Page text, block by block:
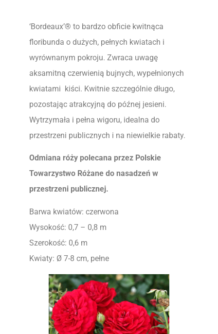
‘Bordeaux’® to bardzo obficie kwitnąca
floribunda o dużych, pełnych kwiatach i
wyrównanym pokroju. Zwraca uwagę
aksamitną czerwienią bujnych, wypełnionych
kwiatami kiści. Kwitnie szczególnie długo,
pozostając atrakcyjną do późnej jesieni.
Wytrzymała i pełna wigoru, idealna do
przestrzeni publicznych i na niewielkie rabaty.
Odmiana róży polecana przez Polskie
Towarzystwo Różane do nasadzeń w
przestrzeni publicznej.
Barwa kwiatów: czerwona
Wysokość: 0,7 – 0,8 m
Szerokość: 0,6 m
Kwiaty: Ø 7-8 cm, pełne